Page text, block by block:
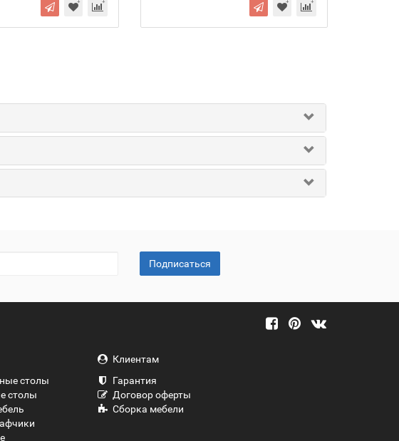
Подписаться
столы
столы
Клиентам
Гарантия
Договор оферты
Сборка мебели